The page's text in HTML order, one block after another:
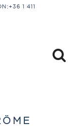
1 411